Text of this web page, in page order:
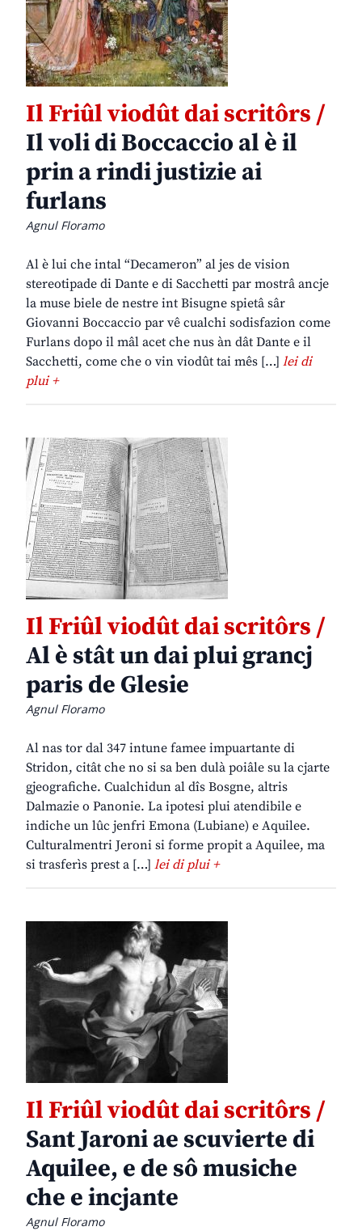
Il Friûl viodût dai scritôrs /
Il voli di Boccaccio al è il
prin a rindi justizie ai
furlans
Agnul Floramo
Al è lui che intal “Decameron” al jes de vision
stereotipade di Dante e di Sacchetti par mostrâ ancje
la muse biele de nestre int Bisugne spietâ sâr
Giovanni Boccaccio par vê cualchi sodisfazion come
Furlans dopo il mâl acet che nus àn dât Dante e il
Sacchetti, come che o vin viodût tai mês […] lei di
plui +
Il Friûl viodût dai scritôrs /
Al è stât un dai plui grancj
paris de Glesie
Agnul Floramo
Al nas tor dal 347 intune famee impuartante di
Stridon, citât che no si sa ben dulà poiâle su la cjarte
gjeografiche. Cualchidun al dîs Bosgne, altris
Dalmazie o Panonie. La ipotesi plui atendibile e
indiche un lûc jenfri Emona (Lubiane) e Aquilee.
Culturalmentri Jeroni si forme propit a Aquilee, ma
si trasferìs prest a […] lei di plui +
Il Friûl viodût dai scritôrs /
Sant Jaroni ae scuvierte di
Aquilee, e de sô musiche
che e incjante
Agnul Floramo